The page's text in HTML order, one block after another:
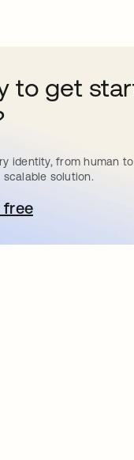
to get
identity, from human
solution.
freeem uma nova